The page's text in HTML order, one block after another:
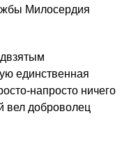
Милосердия
единственная
напросто ничего
вел доброволец